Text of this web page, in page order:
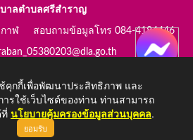
บาลตำบลศรีสำราญ
กาฬ สอบถามข้อมูลโทร 084-4184446
Resive http://www.srisamran-sm.go.th
ช้คุกกี้เพื่อพัฒนาประสิทธิภาพ และ
รใช้เว็บไซต์ของท่าน ท่านสามารถ
นโยบายคุ้มครองข้อมูลส่วนบุคคล.
ยอมรับ